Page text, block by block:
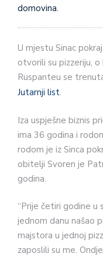
domovina.
U mjestu Sinac
otvorili su pizzeriju, o
Ruspanteu se
Jutarnji list.
Iza uspješne biznis
ima 36 godina i
rodom je iz Sinca
obitelji Svoren je
godina.
“Prije četiri godine u
jednom danu našao
majstora u jednoj
zaposlili su me.